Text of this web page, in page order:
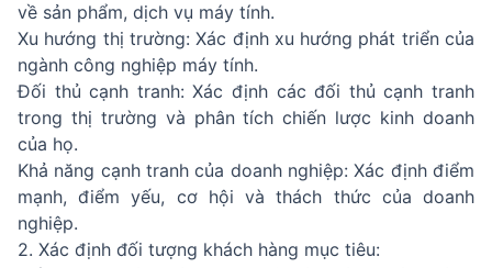
về sản phẩm, dịch vụ máy tính.
Xu hướng thị trường: Xác định xu hướng phát triển của
ngành công nghiệp máy tính.
Đối thủ cạnh tranh: Xác định các đối thủ cạnh tranh
trong thị trường và phân tích chiến lược kinh doanh
của họ.
Khả năng cạnh tranh của doanh nghiệp: Xác định điểm
mạnh, điểm yếu, cơ hội và thách thức của doanh
nghiệp.
2. Xác định đối tượng khách hàng mục tiêu: